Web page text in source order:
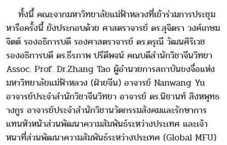
ทั้งนี้ คณะจากมหาวิทยาลัยแม่ฟ้าหลวงที่เข้าร่วมการประชุม
หารือครั้งนี้ ยังประกอบด้วย ศาสตราจารย์ ดร.สุจิตรา วงศ์เกษม
จิตต์ รองอธิการบดี รองศาสตราจารย์ ดร.ดรุณี วัฒนศิริเวช
รองอธิการบดี ดร.ธีรภาพ ปรีดีพจน์ คณบดีสำนักวิชาจีนวิทยา
Assoc. Prof. Dr.Zhang Tao ผู้อำนวยการสถาบันขงจื่อแห่ง
มหาวิทยาลัยแม่ฟ้าหลวง (ฝ่ายจีน) อาจารย์ Nanwang Yu
อาจารย์ประจำสำนักวิชาจีนวิทยา อาจารย์ ดร.นิชานท์ สิงหพุทธ
างกูร อาจารย์ประจำสำนักวิชานวัตกรรมสังคมและรักษาการ
แทนหัวหน้าส่วนพัฒนาความสัมพันธ์ระหว่างประเทศ และเจ้า
หนาที่ส่วนพัฒนาความสัมพันธ์ระหว่างประเทศ (Global MFU)